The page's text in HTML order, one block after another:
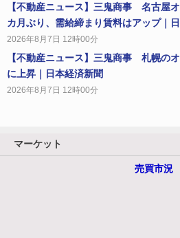
【不動産ニュース】三鬼商事 名古屋
カ月ぶり、需給締まり賃料はアップ｜
2026年8月7日 12時00分
【不動産ニュース】三鬼商事 札幌の
に上昇｜日本経済新聞
2026年8月7日 12時00分
マーケット
売買市況